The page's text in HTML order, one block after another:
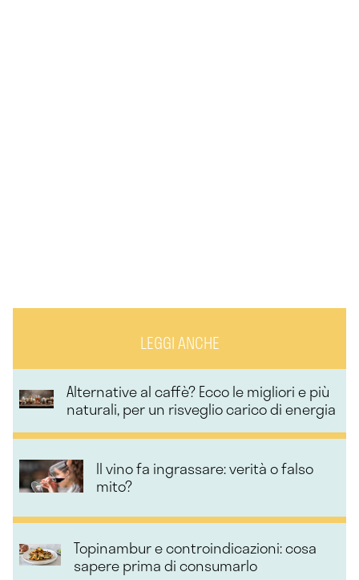
LEGGI ANCHE
Alternative al caffè? Ecco le migliori e più
naturali, per un risveglio carico di energia
Il vino fa ingrassare: verità o falso
mito?
Topinambur e controindicazioni: cosa
sapere prima di consumarlo